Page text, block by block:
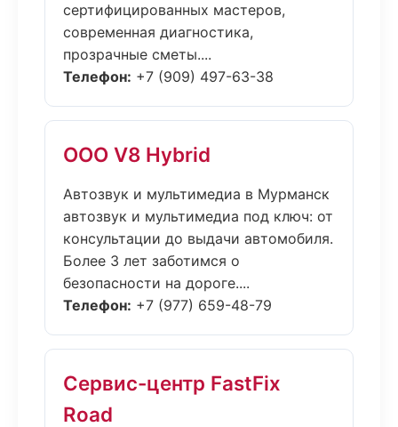
сертифицированных мастеров,
современная диагностика,
прозрачные сметы....
Телефон: +7 (909) 497-63-38
ООО V8 Hybrid
Автозвук и мультимедиа в Мурманск
автозвук и мультимедиа под ключ: от
консультации до выдачи автомобиля.
Более 3 лет заботимся о
безопасности на дороге....
Телефон: +7 (977) 659-48-79
Сервис-центр FastFix
Road